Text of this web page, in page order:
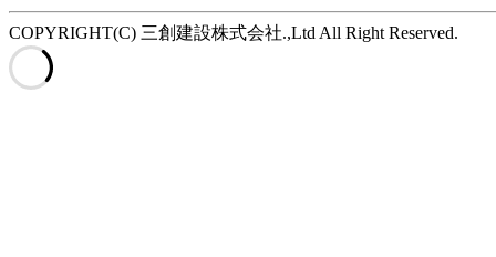
COPYRIGHT(C) 三創建設株式会社.,Ltd All Right Reserved.